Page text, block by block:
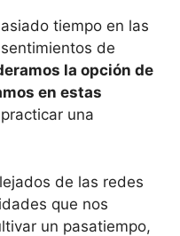
tiempo en las
de
la opción de
en estas
una
de las redes
que nos
un pasatiempo,